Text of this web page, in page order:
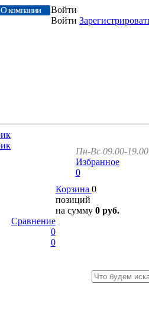
О компании
Войти
Войти
Пн-Вс 09.00-19.00
Избранное
0
Корзина 0
позиций
на сумму 0 руб.
Сравнение
0
0